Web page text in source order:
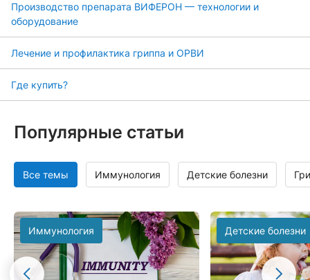
Производство препарата ВИФЕРОН — технологии и
оборудование
Лечение и профилактика гриппа и ОРВИ
Где купить?
Популярные статьи
Все темы Иммунология Детские болезни
Иммунология Детские болезни